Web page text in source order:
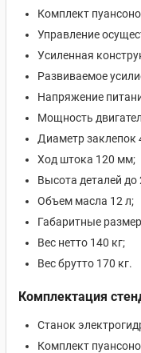
Комплект
Управление
Усиленная
Развиваемое
Напряжение
Мощность
Диаметр заклепок
Ход штока 120 мм;
Высота деталей
Объем масла 12 л;
Габаритные
Вес нетто 140 кг;
Вес брутто 170 кг.
Комплектация
Станок
Комплект